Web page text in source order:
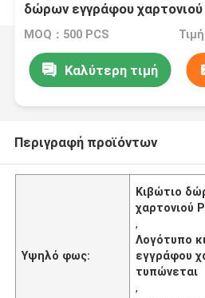
δώρων εγγράφου
το cOem κοσμήματος
MOQ：500 PCS
Καλύτερη τιμή
Περιγραφή προϊόντων
Υψηλό φως:
Κιβώτιο
χαρτονιού
,
Λογότυπο
εγγράφου
τυπώνεται
,